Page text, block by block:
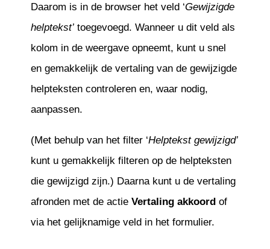
Daarom is in de browser het veld ‘Gewijzigde
helptekst’ toegevoegd. Wanneer u dit veld als
kolom in de weergave opneemt, kunt u snel
en gemakkelijk de vertaling van de gewijzigde
helpteksten controleren en, waar nodig,
aanpassen.
(Met behulp van het filter ‘Helptekst gewijzigd’
kunt u gemakkelijk filteren op de helpteksten
die gewijzigd zijn.) Daarna kunt u de vertaling
afronden met de actieVertaling akkoord of
via het gelijknamige veld in het formulier.